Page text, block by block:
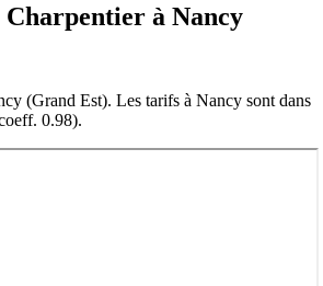
Charpentier à Nancy
(Grand Est). Les tarifs à Nancy sont dans
0.98).